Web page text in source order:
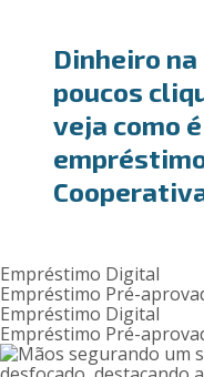
Dinheiro
poucos
veja como
Empréstimo Digital
Empréstimo Pré-
Empréstimo Digital
Empréstimo Pré-